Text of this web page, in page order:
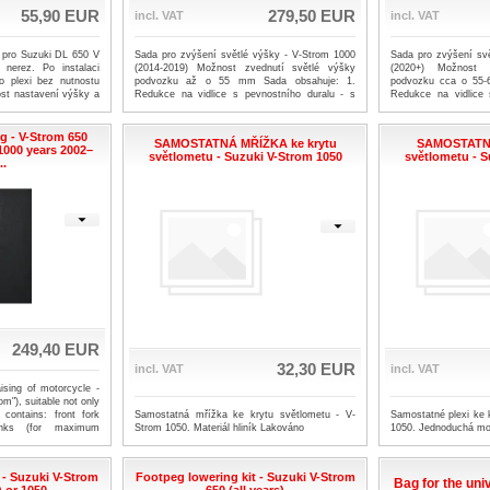
55,90 EUR
Suzuki DL 650 V
nerez. Po instalaci
plexi bez nutnostu
nastavení výšky a
níže v odkaze.
incl. VAT 279,50 EUR
Sada pro zvýšení světlé výšky - V-Strom 1000
(2014-2019) Možnost zvednutí světlé výšky
podvozku až o 55 mm Sada obsahuje: 1.
Redukce na vidlice s pevnostního duralu - s
(nerez ocel) 3. Soustružené vožky ,které jsou
soustružené do konusu od 0,1mm do 1mm a
vkládají se do spodních brýlí v místě, kde je
incl. VAT
Sada pro zvýšení
(2020+)
podvozku cca o 55-
Redukce na
(nerez ocel) 3.
soustružené do
spodních brýlí v
- V-Strom 650
years 2002–
249,40 EUR
of motorcycle -
suitable not only
contains: front fork
(for maximum
1000) and length of
SAMOSTATNÁ MŘÍŽKA ke krytu
světlometu - Suzuki V-Strom 1050
incl. VAT 32,30 EUR
Samostatná mřížka ke krytu světlometu - V-
Strom 1050. Materiál hliník Lakováno
světlometu -
incl. VAT
Samostatné plexi ke
1050. Jednoduchá
Suzuki V-Strom
Footpeg lowering kit - Suzuki V-Strom
Bag for the